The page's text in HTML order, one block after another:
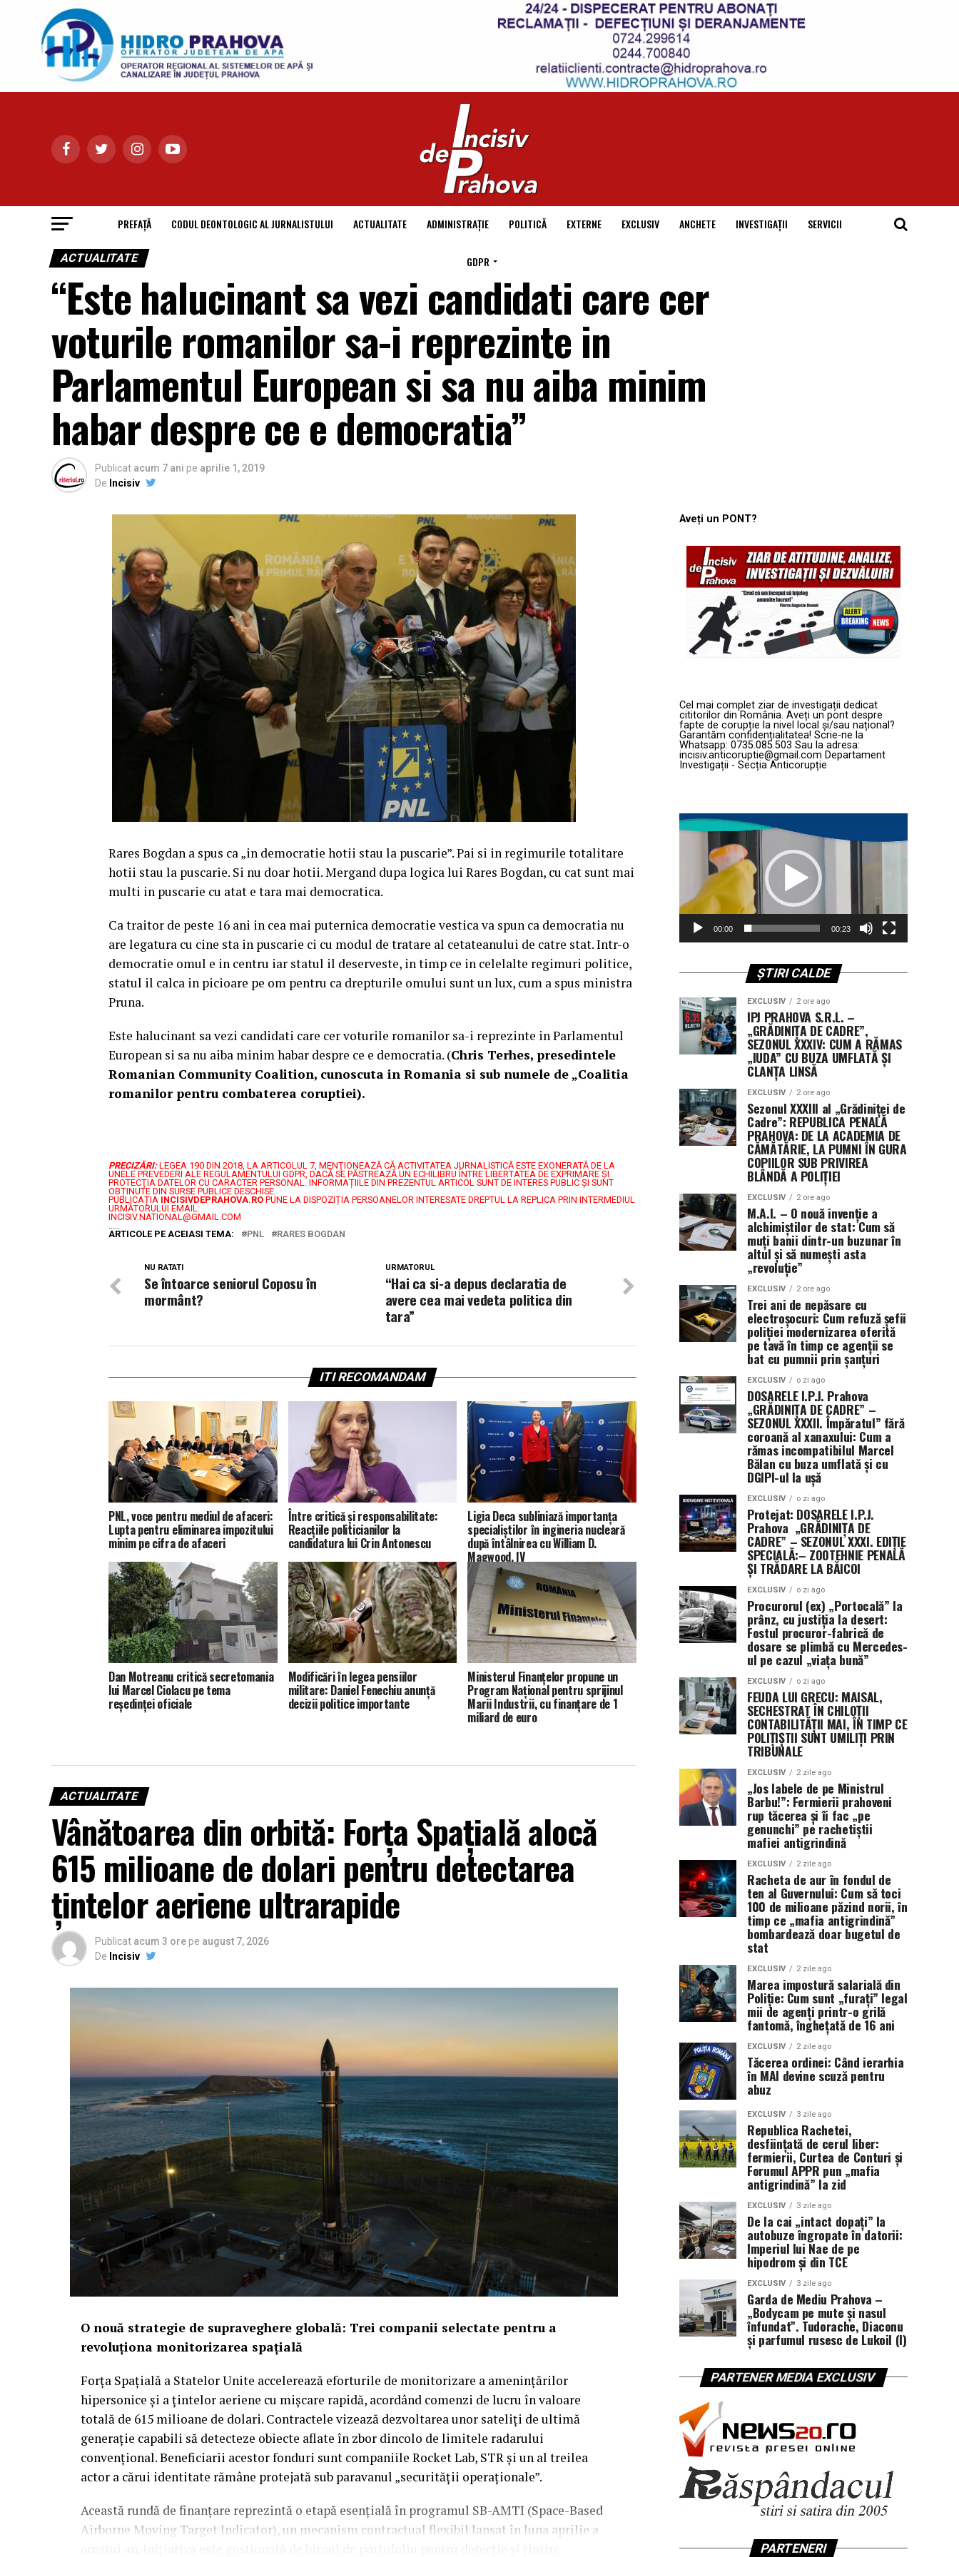
PREFAȚĂ CODUL DEONTOLOGIC AL JURNALISTULUI ACTUALITATE ADMINISTRAȚIE POLITICĂ EXTERNE EXCLUSIV ANCHETE INVESTIGAȚII SERVICII
GDPR
ACTUALITATE
“Este halucinant sa vezi candidati care cer
voturile romanilor sa-i reprezinte in
Parlamentul European si sa nu aiba minim
habar despre ce e democratia”
Publicat acum 7 ani pe aprilie 1, 2019
De Incisiv
Rares Bogdan a spus ca „in democratie hotii stau la puscarie”. Pai si in regimurile totalitare
hotii stau la puscarie. Si nu doar hotii. Mergand dupa logica lui Rares Bogdan, cu cat sunt mai
multi in puscarie cu atat e tara mai democratica.
Ca traitor de peste 16 ani in cea mai puternica democratie vestica va spun ca democratia nu
are legatura cu cine sta in puscarie ci cu modul de tratare al cetateanului de catre stat. Intr-o
democratie omul e in centru iar statul il deserveste, in timp ce in celelalte regimuri politice,
statul il calca in picioare pe om pentru ca drepturile omului sunt un lux, cum a spus ministra
Pruna.
Este halucinant sa vezi candidati care cer voturile romanilor sa-i reprezinte in Parlamentul
European si sa nu aiba minim habar despre ce e democratia. (Chris Terhes, presedintele
Romanian Community Coalition, cunoscuta in Romania si sub numele de „Coalitia
romanilor pentru combaterea coruptiei).
PRECIZĂRI: LEGEA 190 DIN 2018, LA ARTICOLUL 7, MENŢIONEAZĂ CĂ ACTIVITATEA JURNALISTICĂ ESTE EXONERATĂ DE LA
UNELE PREVEDERI ALE REGULAMENTULUI GDPR, DACĂ SE PĂSTREAZĂ UN ECHILIBRU ÎNTRE LIBERTATEA DE EXPRIMARE ŞI
PROTECŢIA DATELOR CU CARACTER PERSONAL. INFORMAȚIILE DIN PREZENTUL ARTICOL SUNT DE INTERES PUBLIC ȘI SUNT
OBȚINUTE DIN SURSE PUBLICE DESCHISE.
PUBLICAȚIA INCISIVDEPRAHOVA.RO PUNE LA DISPOZIȚIA PERSOANELOR INTERESATE DREPTUL LA REPLICA PRIN INTERMEDIUL
URMĂTORULUI EMAIL:
INCISIV.NATIONAL@GMAIL.COM
.....
ARTICOLE PE ACEIASI TEMA:
PNL RARES BOGDAN
URMATORUL
“Hai ca si-a depus declaratia de
avere cea mai vedeta politica din
tara”
NU RATATI
Se întoarce seniorul Coposu în
mormânt?
ITI RECOMANDAM
PNL, voce pentru mediul de afaceri:
Lupta pentru eliminarea impozitului
minim pe cifra de afaceri
Între critică și responsabilitate:
Reacțiile politicianilor la
candidatura lui Crin Antonescu
Ligia Deca subliniază importanța
specialiștilor în ingineria nucleară
după întâlnirea cu William D.
Magwood, IV
Dan Motreanu critică secretomania
lui Marcel Ciolacu pe tema
reședinței oficiale
Modificări în legea pensiilor
militare: Daniel Fenechiu anunță
decizii politice importante
Ministerul Finanțelor propune un
Program Național pentru sprijinul
Marii Industrii, cu finanțare de 1
miliard de euro
ACTUALITATE
Vânătoarea din orbită: Forța Spațială alocă
615 milioane de dolari pentru detectarea
țintelor aeriene ultrarapide
Publicat acum 3 ore pe august 7, 2026
De Incisiv
O nouă strategie de supraveghere globală: Trei companii selectate pentru a
revoluționa monitorizarea spațială
Forța Spațială a Statelor Unite accelerează eforturile de monitorizare a amenințărilor
hipersonice și a țintelor aeriene cu mișcare rapidă, acordând comenzi de lucru în valoare
totală de 615 milioane de dolari. Contractele vizează dezvoltarea unor sateliți de ultimă
generație capabili să detecteze obiecte aflate în zbor dincolo de limitele radarului
convențional. Beneficiarii acestor fonduri sunt companiile Rocket Lab, STR și un al treilea
actor a cărui identitate rămâne protejată sub paravanul „securității operaționale”.
Această rundă de finanțare reprezintă o etapă esențială în programul SB-AMTI (Space-Based
Airborne Moving Target Indicator), un mecanism contractual flexibil lansat în luna aprilie a
Aveți un PONT?
Cel mai complet ziar de investigații dedicat
cititorilor din România. Aveți un pont despre
fapte de corupție la nivel local și/sau național?
Garantăm confidențialitatea! Scrie-ne la
Whatsapp: 0735.085.503 Sau la adresa:
incisiv.anticoruptie@gmail.com Departament
Investigații - Secția Anticorupție
Player
video
00:00 00:23
ȘTIRI CALDE
EXCLUSIV 2 ore ago
IPJ PRAHOVA S.R.L. –
„GRĂDINIȚA DE CADRE”,
SEZONUL XXXIV: CUM A RĂMAS
„IUDA” CU BUZA UMFLATĂ ȘI
CLANȚA LINSĂ
EXCLUSIV 2 ore ago
Sezonul XXXIII al „Grădiniței de
Cadre”: REPUBLICA PENALĂ
PRAHOVA: DE LA ACADEMIA DE
CĂMĂTĂRIE, LA PUMNI ÎN GURA
COPIILOR SUB PRIVIREA
BLÂNDĂ A POLIȚIEI
EXCLUSIV 2 ore ago
M.A.I. – O nouă invenție a
alchimiștilor de stat: Cum să
muți banii dintr-un buzunar în
altul și să numești asta
„revoluție”
EXCLUSIV 2 ore ago
Trei ani de nepăsare cu
electroșocuri: Cum refuză șefii
poliției modernizarea oferită
pe tavă în timp ce agenții se
bat cu pumnii prin șanțuri
EXCLUSIV o zi ago
DOSARELE I.P.J. Prahova
„GRĂDINIȚA DE CADRE” –
SEZONUL XXXII. Împăratul” fără
coroană al xanaxului: Cum a
rămas incompatibilul Marcel
Bălan cu buza umflată și cu
DGIPI-ul la ușă
EXCLUSIV o zi ago
Protejat: DOSARELE I.P.J.
Prahova „GRĂDINIȚA DE
CADRE” – SEZONUL XXXI. EDIȚIE
SPECIALĂ:– ZOOTEHNIE PENALĂ
ȘI TRĂDARE LA BĂICOI
EXCLUSIV o zi ago
Procurorul (ex) „Portocală” la
prânz, cu justiția la desert:
Fostul procuror-fabrică de
dosare se plimbă cu Mercedes-
ul pe cazul „viața bună”
EXCLUSIV o zi ago
FEUDA LUI GRECU: MAISAL,
SECHESTRAT ÎN CHILOȚII
CONTABILITĂȚII MAI, ÎN TIMP CE
POLIȚIȘTII SUNT UMILIȚI PRIN
TRIBUNALE
EXCLUSIV 2 zile ago
„Jos labele de pe Ministrul
Barbu!”: Fermierii prahoveni
rup tăcerea și îi fac „pe
genunchi” pe rachetiștii
mafiei antigrindină
EXCLUSIV 2 zile ago
Racheta de aur în fondul de
ten al Guvernului: Cum să toci
100 de milioane păzind norii, în
timp ce „mafia antigrindină”
bombardează doar bugetul de
stat
EXCLUSIV 2 zile ago
Marea impostură salarială din
Poliție: Cum sunt „furați” legal
mii de agenți printr-o grilă
fantomă, înghețată de 16 ani
EXCLUSIV 2 zile ago
Tăcerea ordinei: Când ierarhia
în MAI devine scuză pentru
abuz
EXCLUSIV 3 zile ago
Republica Rachetei,
desființată de cerul liber:
fermierii, Curtea de Conturi și
Forumul APPR pun „mafia
antigrindină” la zid
EXCLUSIV 3 zile ago
De la cai „intact dopați” la
autobuze îngropate în datorii:
Imperiul lui Nae de pe
hipodrom și din TCE
EXCLUSIV 3 zile ago
Garda de Mediu Prahova –
„Bodycam pe mute și nasul
înfundat”. Tudorache, Diaconu
și parfumul rusesc de Lukoil (I)
PARTENER MEDIA EXCLUSIV
PARTENERI